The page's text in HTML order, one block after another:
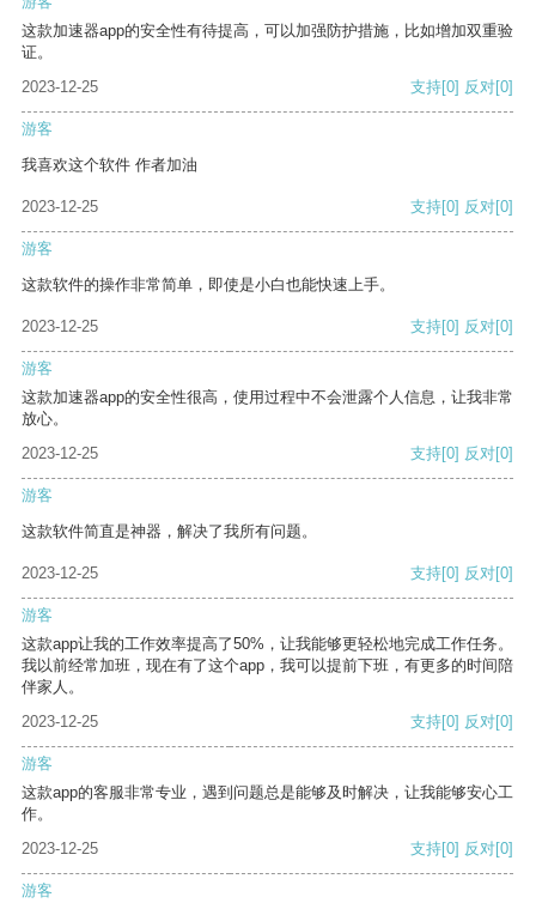
这款加速器app的安全性有待提高，可以加强防护措施，比如增加双重验
证。
2023-12-25
支持[0] 反对[0]
游客
我喜欢这个软件 作者加油
2023-12-25 支持[0] 反对[0]
游客
这款软件的操作非常简单，即使是小白也能快速上手。
2023-12-25 支持[0] 反对[0]
游客
这款加速器app的安全性很高，使用过程中不会泄露个人信息，让我非常
放心。
2023-12-25
支持[0] 反对[0]
游客
这款软件简直是神器，解决了我所有问题。
2023-12-25 支持[0] 反对[0]
游客
这款app让我的工作效率提高了50%，让我能够更轻松地完成工作任务。
我以前经常加班，现在有了这个app，我可以提前下班，有更多的时间陪
伴家人。
2023-12-25
支持[0] 反对[0]
游客
这款app的客服非常专业，遇到问题总是能够及时解决，让我能够安心工
作。
2023-12-25
支持[0] 反对[0]
游客